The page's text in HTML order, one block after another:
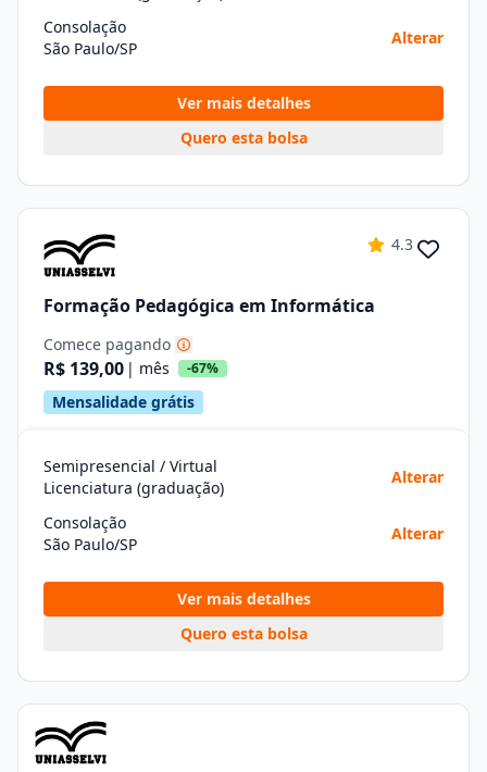
Consolação
São Paulo/SP
Alterar
Ver mais detalhes
Quero esta bolsa
4.3
Formação Pedagógica em Informática
Comece pagando
R$ 139,00 | mês -67%
Mensalidade grátis
Semipresencial / Virtual
Licenciatura (graduação)
Alterar
Consolação
São Paulo/SP
Alterar
Ver mais detalhes
Quero esta bolsa